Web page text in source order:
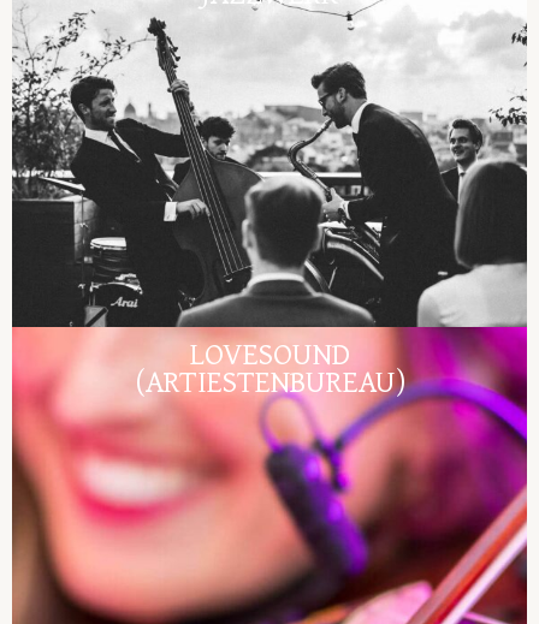
LOVESOUND
(ARTIESTENBUREAU)